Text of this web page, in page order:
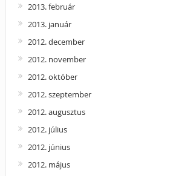
2013. február
2013. január
2012. december
2012. november
2012. október
2012. szeptember
2012. augusztus
2012. július
2012. június
2012. május